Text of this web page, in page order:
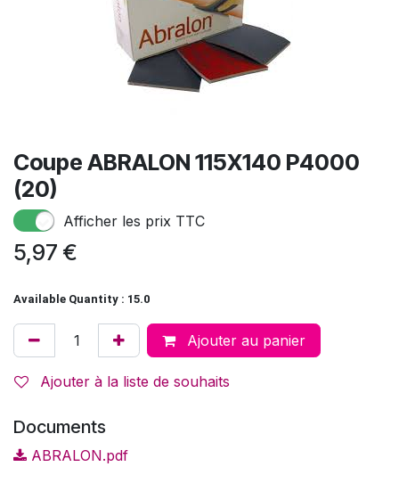
Coupe ABRALON 115X140 P4000
(20)
Afficher les prix TTC
5,97 €
Available Quantity : 15.0
Ajouter au panier
Ajouter à la liste de souhaits
Documents
ABRALON.pdf